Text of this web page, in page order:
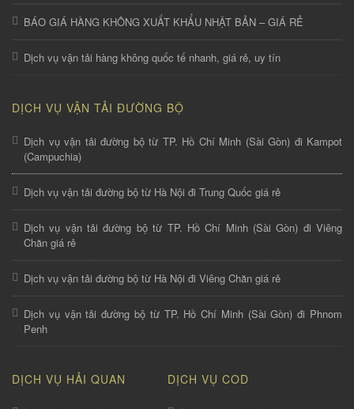
BÁO GIÁ HÀNG KHÔNG XUẤT KHẨU NHẬT BẢN – GIÁ RẺ
Dịch vụ vận tải hàng không quốc tế nhanh, giá rẻ, uy tín
DỊCH VỤ VẬN TẢI ĐƯỜNG BỘ
Dịch vụ vận tải đường bộ từ TP. Hồ Chí Minh (Sài Gòn) đi Kampot
(Campuchia)
Dịch vụ vận tải đường bộ từ Hà Nội đi Trung Quốc giá rẻ
Dịch vụ vận tải đường bộ từ TP. Hồ Chí Minh (Sài Gòn) đi Viêng
Chăn giá rẻ
Dịch vụ vận tải đường bộ từ Hà Nội đi Viêng Chăn giá rẻ
Dịch vụ vận tải đường bộ từ TP. Hồ Chí Minh (Sài Gòn) đi Phnom
Penh
DỊCH VỤ HẢI QUAN DỊCH VỤ COD